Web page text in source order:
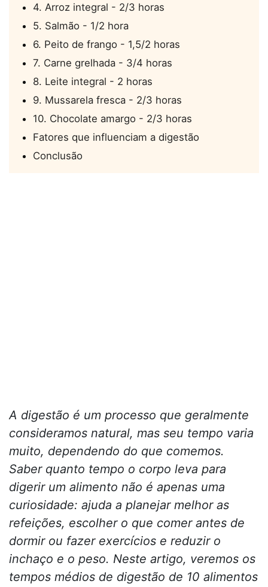
4. Arroz integral - 2/3 horas
5. Salmão - 1/2 hora
6. Peito de frango - 1,5/2 horas
7. Carne grelhada - 3/4 horas
8. Leite integral - 2 horas
9. Mussarela fresca - 2/3 horas
10. Chocolate amargo - 2/3 horas
Fatores que influenciam a digestão
Conclusão
A digestão é um processo que geralmente
consideramos natural, mas seu tempo varia
muito, dependendo do que comemos.
Saber quanto tempo o corpo leva para
digerir um alimento não é apenas uma
curiosidade: ajuda a planejar melhor as
refeições, escolher o que comer antes de
dormir ou fazer exercícios e reduzir o
inchaço e o peso. Neste artigo, veremos os
tempos médios de digestão de 10 alimentos